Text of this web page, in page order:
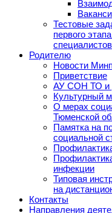
Тестовые
первого
специалистов
Родителю
Новости
Приветствие
АУ СОН ТО и
Культурный
О мерах
Тюменской
Памятка на
социальной
инфекции
Типовая
на
Контакты
Направления